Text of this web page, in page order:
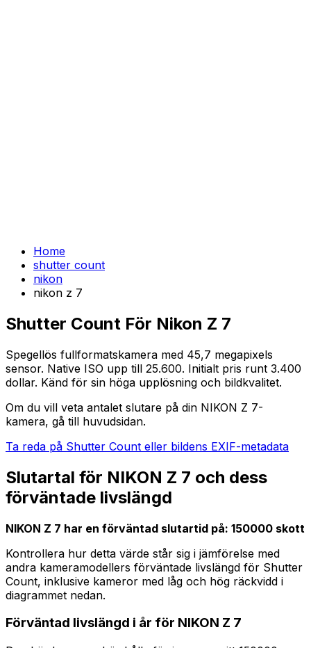
Home
shutter count
nikon
nikon z 7
Shutter Count För Nikon Z 7
Spegellös fullformatskamera med 45,7 megapixels
sensor. Native ISO upp till 25.600. Initialt pris runt 3.400
dollar. Känd för sin höga upplösning och bildkvalitet.
Om du vill veta antalet slutare på din NIKON Z 7-
kamera, gå till huvudsidan.
Ta reda på Shutter Count eller bildens EXIF-metadata
Slutartal för NIKON Z 7 och dess
förväntade livslängd
NIKON Z 7 har en förväntad slutartid på: 150000 skott
Kontrollera hur detta värde står sig i jämförelse med
andra kameramodellers förväntade livslängd för Shutter
Count, inklusive kameror med låg och hög räckvidd i
diagrammet nedan.
Förväntad livslängd i år för NIKON Z 7